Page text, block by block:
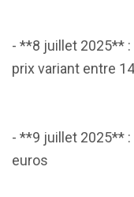
- **8 juillet 2025**
prix variant entre
- **9 juillet 2025**
euros